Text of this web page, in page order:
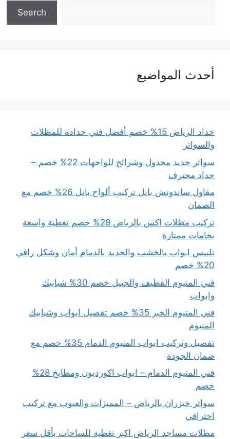
Search
أحدث المواضيع
حداد الرياض 15% خصم أفضل فني حدادة للمظلات
والسواتر
سواتر حديد مجدول وشرائح للواجهات 22% خصم –
حداد محترف
مقاول ساندوتش بانل تركيب ألواح بانل 26% خصم مع
الضمان
تركيب مظلات اكس بالرياض 28% خصم تغطية واسعة
بخامات ممتازة
تلبيس ابواب بالخشب والحديد بالدمام أمان وشكل راقي
20% خصم
فني المنيوم القطيف والجبيل خصم 30% شبابيك
وابواب
فني المنيوم الخبر 35% خصم تفصيل ابواب وشبابيك
المنيوم
تفصيل وتركيب ابواب المنيوم الدمام 35% خصم مع
ضمان الجودة
فني المنيوم الدمام – ابواب اكورديون ومطابخ 28%
خصم
سواتر خيزران بالرياض – المميزات والعيوب مع تركيب
احترافي
مظلات مساجد الرياض اكبر تغطية للساحات بأقل سعر